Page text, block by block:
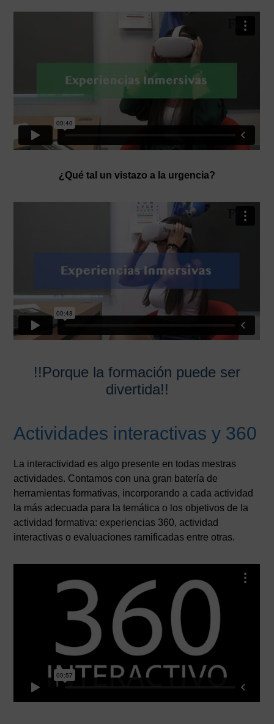
¿Qué tal un vistazo a la urgencia?
!!Porque la formación puede ser
divertida!!
Actividades interactivas y 360
La interactividad es algo presente en todas mestras
actividades. Contamos con una gran batería de
herramientas formativas, incorporando a cada actividad
la más adecuada para la temática o los objetivos de la
actividad formativa: experiencias 360, actividad
interactivas o evaluaciones ramificadas entre otras.